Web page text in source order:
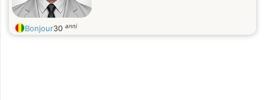
Bonjour30 anni